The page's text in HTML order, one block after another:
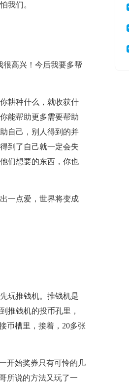
我们。
很高兴！今后我要多帮
耕种什么，就收获什
能帮助更多需要帮助
自己，别人得到的并
到了自己就一定会失
们想要的东西，你也
一点爱，世界将变成
玩推钱机。推钱机是
推钱机的投币孔里，
币槽里，接着，20多张
开始奖券只有可怜的几
所说的方法又玩了一